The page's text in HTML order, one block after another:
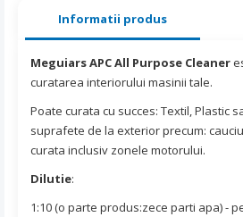
Informatii produs
Meguiars APC All Purpose Cleaner
curatarea interiorului masinii tale.
Poate curata cu succes: Textil, Plastic
suprafete de la exterior precum:
curata inclusiv zonele motorului.
Dilutie:
1:10 (o parte produs:zece parti apa) -